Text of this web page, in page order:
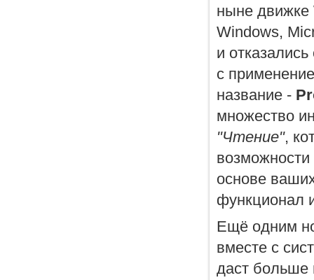
ныне движке
Windows,
и
с
название -
множество
"Чтение",
основе
функционал
Ещё одним
вместе с
даст больше